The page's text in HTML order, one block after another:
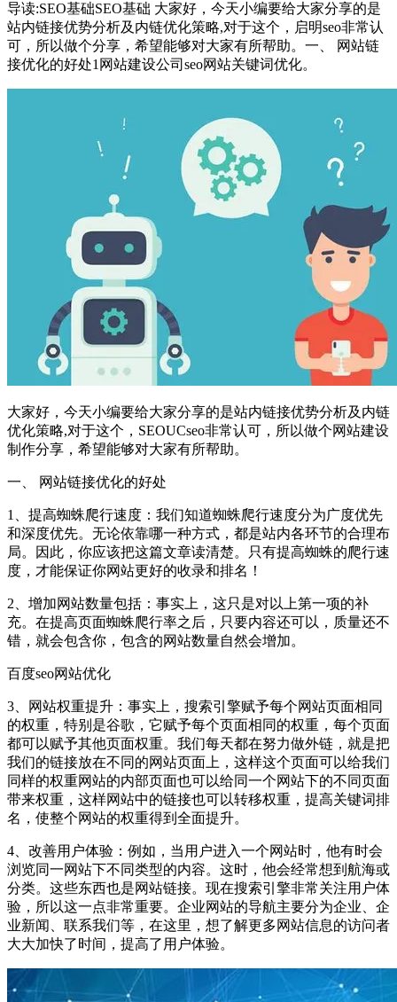
导读:SEO基础SEO基础 大家好，今天小编要给大家分享的是
站内链接优势分析及内链优化策略,对于这个，启明seo非常认
可，所以做个分享，希望能够对大家有所帮助。一、 网站链
接优化的好处1网站建设公司seo网站关键词优化。
大家好，今天小编要给大家分享的是站内链接优势分析及内链
优化策略,对于这个，SEOUCseo非常认可，所以做个网站建设
制作分享，希望能够对大家有所帮助。
一、 网站链接优化的好处
1、提高蜘蛛爬行速度：我们知道蜘蛛爬行速度分为广度优先
和深度优先。无论依靠哪一种方式，都是站内各环节的合理布
局。因此，你应该把这篇文章读清楚。只有提高蜘蛛的爬行速
度，才能保证你网站更好的收录和排名！
2、增加网站数量包括：事实上，这只是对以上第一项的补
充。在提高页面蜘蛛爬行率之后，只要内容还可以，质量还不
错，就会包含你，包含的网站数量自然会增加。
百度seo网站优化
3、网站权重提升：事实上，搜索引擎赋予每个网站页面相同
的权重，特别是谷歌，它赋予每个页面相同的权重，每个页面
都可以赋予其他页面权重。我们每天都在努力做外链，就是把
我们的链接放在不同的网站页面上，这样这个页面可以给我们
同样的权重网站的内部页面也可以给同一个网站下的不同页面
带来权重，这样网站中的链接也可以转移权重，提高关键词排
名，使整个网站的权重得到全面提升。
4、改善用户体验：例如，当用户进入一个网站时，他有时会
浏览同一网站下不同类型的内容。这时，他会经常想到航海或
分类。这些东西也是网站链接。现在搜索引擎非常关注用户体
验，所以这一点非常重要。企业网站的导航主要分为企业、企
业新闻、联系我们等，在这里，想了解更多网站信息的访问者
大大加快了时间，提高了用户体验。